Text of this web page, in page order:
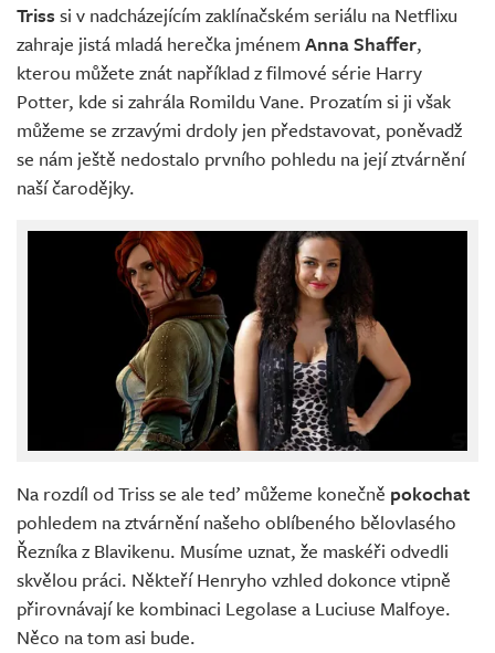
Triss si v nadcházejícím zaklínačském seriálu na Netflixu
zahraje jistá mladá herečka jménem Anna Shaffer,
kterou můžete znát například z filmové série Harry
Potter, kde si zahrála Romildu Vane. Prozatím si ji však
můžeme se zrzavými drdoly jen představovat, poněvadž
se nám ještě nedostalo prvního pohledu na její ztvárnění
naší čarodějky.
Na rozdíl od Triss se ale teď můžeme konečně pokochat
pohledem na ztvárnění našeho oblíbeného bělovlasého
Řezníka z Blavikenu. Musíme uznat, že maskéři odvedli
skvělou práci. Někteří Henryho vzhled dokonce vtipně
přirovnávají ke kombinaci Legolase a Luciuse Malfoye.
Něco na tom asi bude.